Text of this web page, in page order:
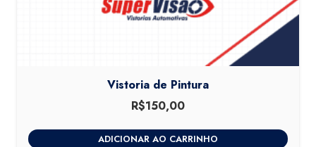
Vistoria de Pintura
R$150,00
ADICIONAR AO CARRINHO